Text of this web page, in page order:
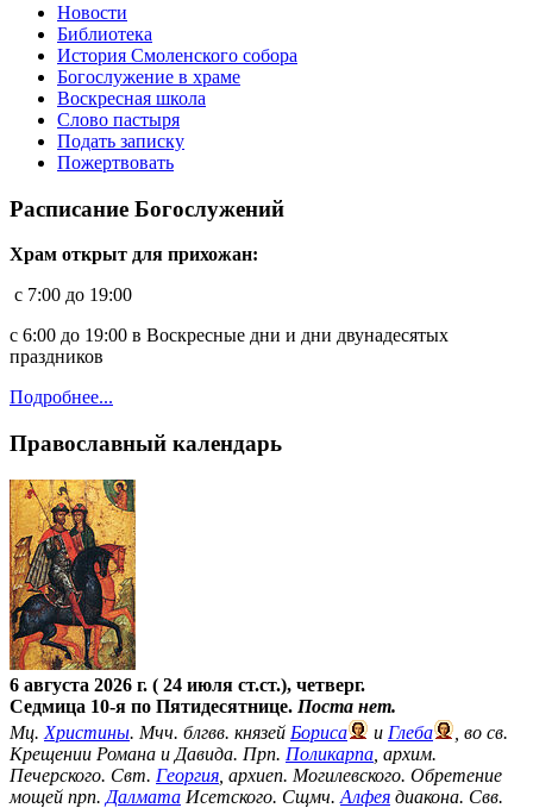
Новости
Библиотека
История Смоленского собора
Богослужение в храме
Воскресная школа
Слово пастыря
Подать записку
Пожертвовать
Расписание Богослужений
Храм открыт для прихожан:
c 7:00 до 19:00
с 6:00 до 19:00 в Воскресные дни и дни двунадесятых
праздников
Подробнее...
Православный календарь
6 августа 2026 г. ( 24 июля ст.ст.), четверг.
Седмица 10-я по Пятидесятнице. Поста нет.
Мц. Христины. Мчч. блгвв. князей Бориса и Глеба
, во св.
Крещении Романа и Давида. Прп. Поликарпа , архим.
Печерского. Свт. Георгия , архиеп. Могилевского. Обретение
мощей прп. Далмата Исетского. Сщмч. Алфея диакона. Свв.